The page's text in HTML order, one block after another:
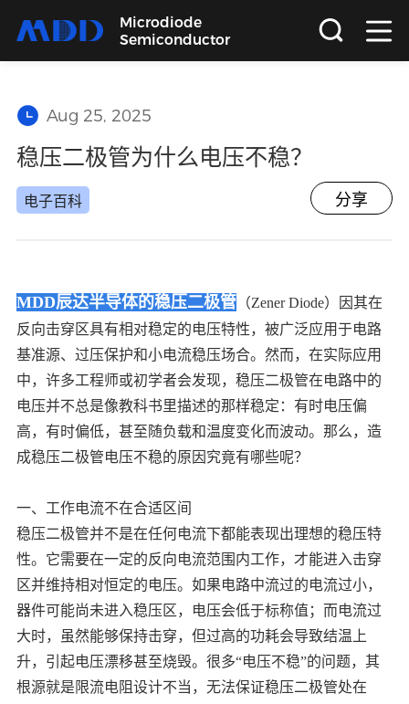
Microdiode
Semiconductor
应用
支持
关于
中文 英文
Aug 25, 2025
稳压二极管为什么电压不稳？
电子百科 分享
MDD辰达半导体的稳压二极管 （Zener Diode）因其在
反向击穿区具有相对稳定的电压特性，被广泛应用于电路
基准源、过压保护和小电流稳压场合。然而，在实际应用
中，许多工程师或初学者会发现，稳压二极管在电路中的
电压并不总是像教科书里描述的那样稳定：有时电压偏
高，有时偏低，甚至随负载和温度变化而波动。那么，造
成稳压二极管电压不稳的原因究竟有哪些呢？
一、工作电流不在合适区间
稳压二极管并不是在任何电流下都能表现出理想的稳压特
性。它需要在一定的反向电流范围内工作，才能进入击穿
区并维持相对恒定的电压。如果电路中流过的电流过小，
器件可能尚未进入稳压区，电压会低于标称值；而电流过
大时，虽然能够保持击穿，但过高的功耗会导致结温上
升，引起电压漂移甚至烧毁。很多“电压不稳”的问题，其
根源就是限流电阻设计不当，无法保证稳压二极管处在